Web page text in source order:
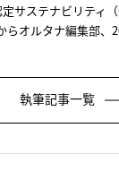
サステナビリティ
らオルタナ編集部、
執筆記事一覧